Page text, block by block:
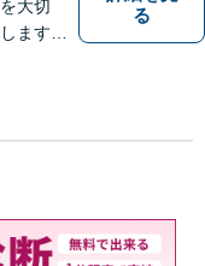
大切
ます。
、まず
る